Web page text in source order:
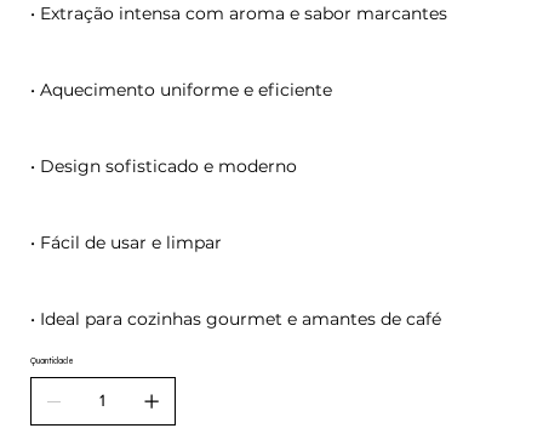
• Extração intensa com aroma e sabor marcantes
• Aquecimento uniforme e eficiente
• Design sofisticado e moderno
• Fácil de usar e limpar
• Ideal para cozinhas gourmet e amantes de café
Quantidade